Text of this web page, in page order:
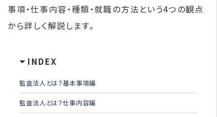
事項・仕事内容・種類・就職の方法という4つの観点
から詳しく解説します。
INDEX
監査法人とは？基本事項編
監査法人とは？仕事内容編